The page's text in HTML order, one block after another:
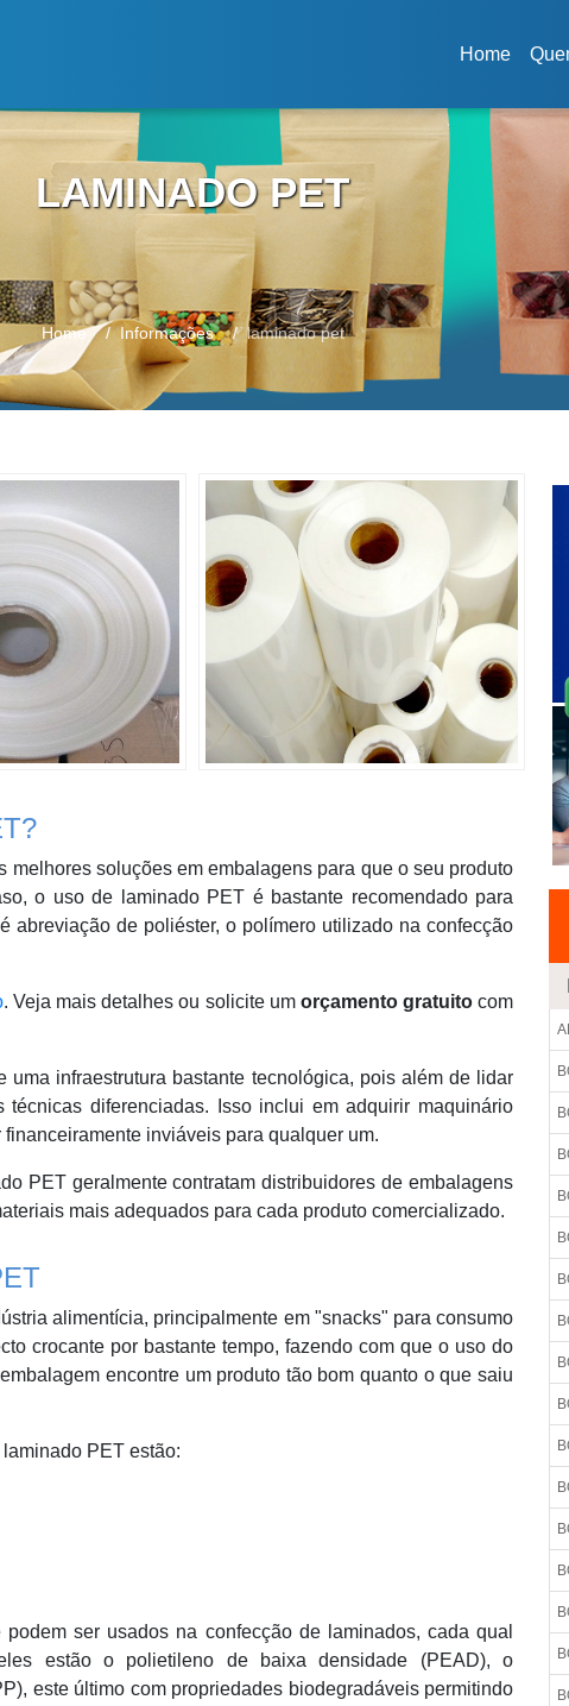
Home
(current)
LAMINADO PET
Home Informações laminado pet
soluções em embalagens para que o seu produto
o uso de laminado PET é bastante recomendado para
abreviação de poliéster, o polímero utilizado na confecção
. Veja mais detalhes ou solicite um orçamento gratuitocom
infraestrutura bastante tecnológica, pois além de lidar
diferenciadas. Isso inclui em adquirir maquinário
inviáveis para qualquer um.
PET geralmente contratam distribuidores de embalagens
mais adequados para cada produto comercializado.
alimentícia, principalmente em "snacks" para consumo
crocante por bastante tempo, fazendo com que o uso do
encontre um produto tão bom quanto o que saiu
PET estão:
ser usados na confecção de laminados, cada qual
estão o polietileno de baixa densidade (PEAD), o
este último com propriedades biodegradáveis permitindo